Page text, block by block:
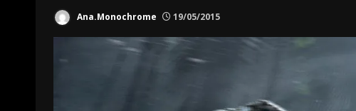
Ana.Monochrome 19/05/2015